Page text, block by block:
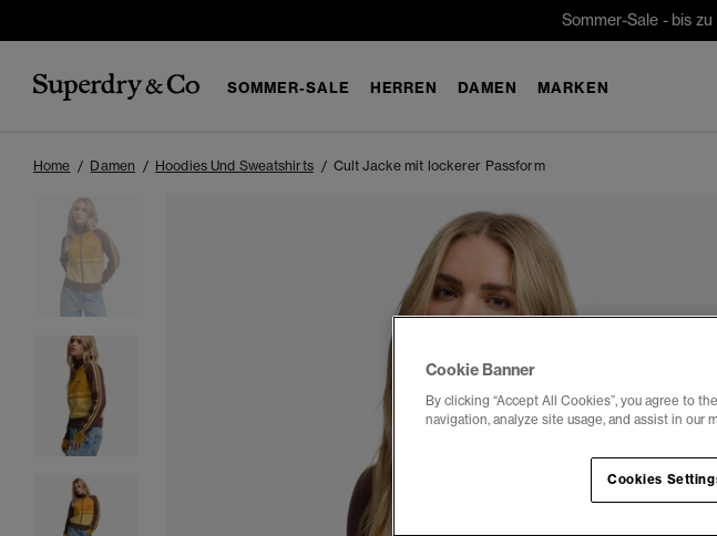
Sommer-Sale - bis
SOMMER-SALE HERREN DAMEN MARKEN
Home Damen Hoodies Und Sweatshirts Cult Jacke mit lockerer Passform
Cookie Banner
By clicking “Accept All Cookies”, you agree to
navigation, analyze site usage, and assist in our
Cookies